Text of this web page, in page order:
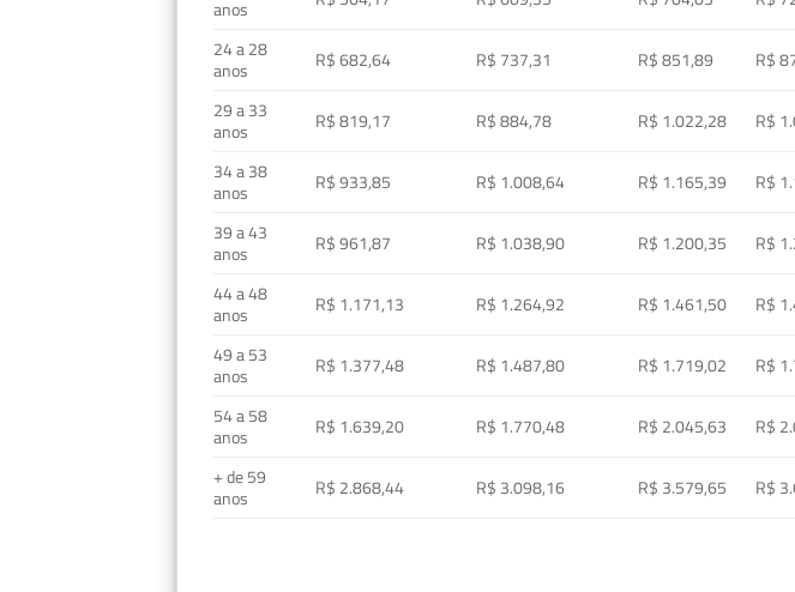
anos
24 a 28
anos
R$ 682,64 R$ 737,31 R$ 851,89 R$
29 a 33
anos
R$ 819,17 R$ 884,78 R$ 1.022,28 R$
34 a 38
anos
R$ 933,85 R$ 1.008,64 R$ 1.165,39 R$
39 a 43
anos
R$ 961,87 R$ 1.038,90 R$ 1.200,35 R$
44 a 48
anos
R$ 1.171,13 R$ 1.264,92 R$ 1.461,50 R$
49 a 53
anos
R$ 1.377,48 R$ 1.487,80 R$ 1.719,02 R$
54 a 58
anos
R$ 1.639,20 R$ 1.770,48 R$ 2.045,63 R$
+ de 59
anos
R$ 2.868,44 R$ 3.098,16 R$ 3.579,65 R$